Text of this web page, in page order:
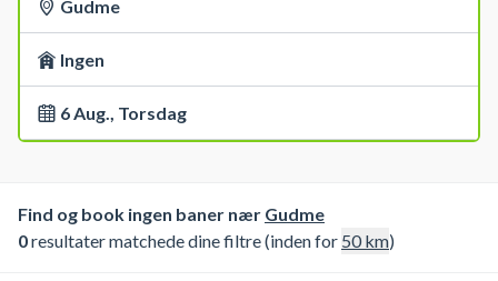
Gudme
Ingen
6 Aug., Torsdag
Find og book ingen baner nær Gudme
0resultater matchede dine filtre (inden for 50km)